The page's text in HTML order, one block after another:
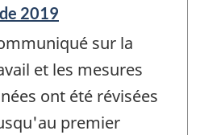
2019
sur la
et les mesures
ont été révisées
premier